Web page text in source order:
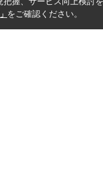
をご確認ください。